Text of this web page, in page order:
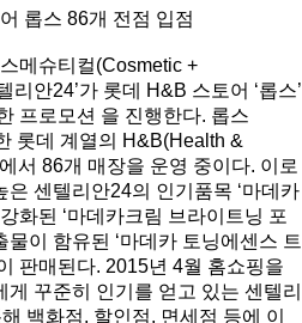
롭스 86개 전점 입점
메슈티컬(Cosmetic +
리안24’가 롯데 H&B 스토어 ‘롭스’
프로모션 을 진행한다. 롭스
롯데 계열의 H&B(Health &
서 86개 매장을 운영 중이다. 이로
센텔리안24의 인기품목 ‘마데카
화된 ‘마데카크림 브라이트닝 포
물이 함유된 ‘마데카 토닝에센스 트
판매된다. 2015년 4월 홈쇼핑을
꾸준히 인기를 얻고 있는 센텔리
백화점, 할인점, 면세점 등에 이